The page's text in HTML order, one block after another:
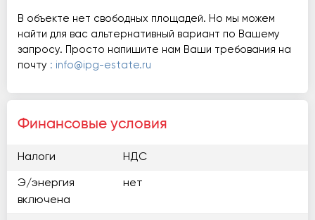
В объекте нет свободных площадей. Но мы можем
найти для вас альтернативный вариант по Вашему
запросу. Просто напишите нам Ваши требования на
почту : info@ipg-estate.ru
Финансовые условия
Налоги НДС
Э/энергия
включена
нет